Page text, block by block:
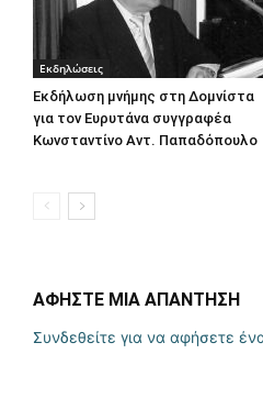
Εκδηλώσεις
Εκδήλωση μνήμης στη Δομνίστα
για τον Ευρυτάνα συγγραφέα
Κωνσταντίνο Αντ. Παπαδόπουλο
ΑΦΗΣΤΕ ΜΙΑ ΑΠΑΝΤΗΣΗ
Συνδεθείτε για να αφήσετε